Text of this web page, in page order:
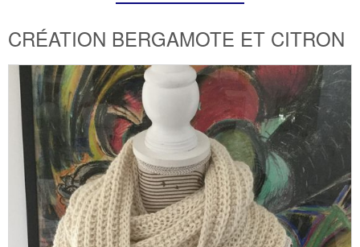
CRÉATION BERGAMOTE ET CITRON